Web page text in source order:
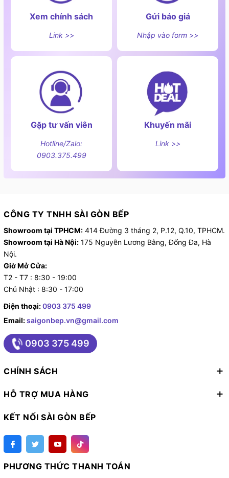
Xem chính sách
Link >>
Gửi báo giá
Nhập vào form >>
Gặp tư vấn viên
Hotline/Zalo:
0903.375.499
Khuyến mãi
Link >>
CÔNG TY TNHH SÀI GÒN BẾP
Showroom tại TPHCM: 414 Đường 3 tháng 2, P.12, Q.10, TPHCM.
Showroom tại Hà Nội: 175 Nguyễn Lương Bằng, Đống Đa, Hà
Nội.
Giờ Mở Cửa:
T2 - T7 : 8:30 - 19:00
Chủ Nhật : 8:30 - 17:00
Điện thoại:0903 375 499
Email:saigonbep.vn@gmail.com
0903 375 499
CHÍNH SÁCH
HỖ TRỢ MUA HÀNG
KẾT NỐI SÀI GÒN BẾP
PHƯƠNG THỨC THANH TOÁN